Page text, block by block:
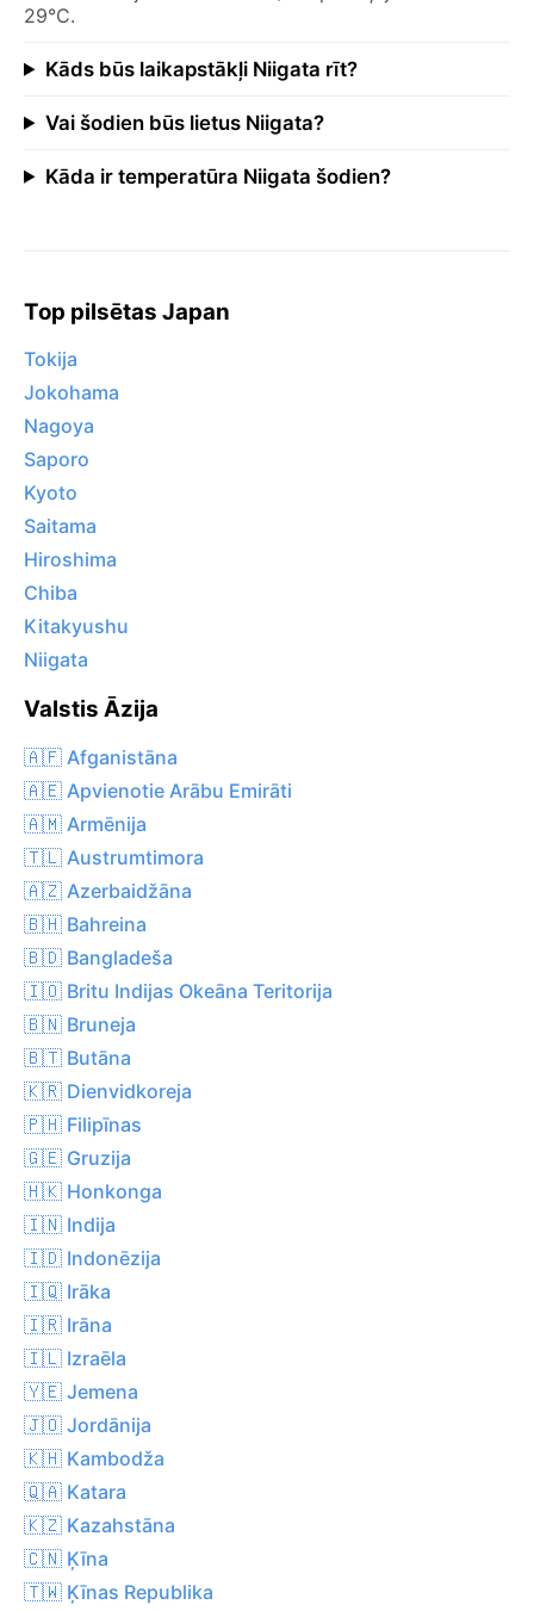
29°C.
Kāds būs laikapstākļi Niigata rīt?
Vai šodien būs lietus Niigata?
Kāda ir temperatūra Niigata šodien?
Top pilsētas Japan
Tokija
Jokohama
Nagoya
Saporo
Kyoto
Saitama
Hiroshima
Chiba
Kitakyushu
Niigata
Valstis Āzija
🇦🇫 Afganistāna
🇦🇪 Apvienotie Arābu Emirāti
🇦🇲 Armēnija
🇹🇱 Austrumtimora
🇦🇿 Azerbaidžāna
🇧🇭 Bahreina
🇧🇩 Bangladeša
🇮🇴 Britu Indijas Okeāna Teritorija
🇧🇳 Bruneja
🇧🇹 Butāna
🇰🇷 Dienvidkoreja
🇵🇭 Filipīnas
🇬🇪 Gruzija
🇭🇰 Honkonga
🇮🇳 Indija
🇮🇩 Indonēzija
🇮🇶 Irāka
🇮🇷 Irāna
🇮🇱 Izraēla
🇾🇪 Jemena
🇯🇴 Jordānija
🇰🇭 Kambodža
🇶🇦 Katara
🇰🇿 Kazahstāna
🇨🇳 Ķīna
🇹🇼 Ķīnas Republika